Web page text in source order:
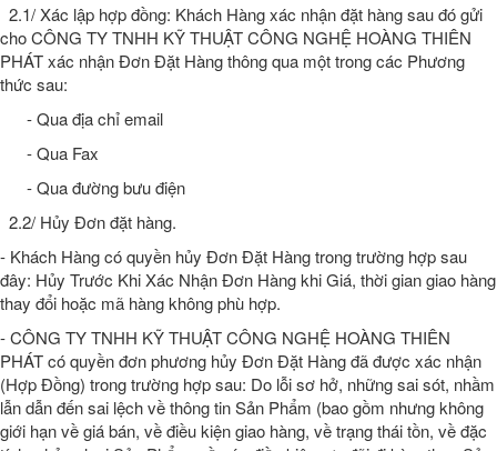
2.1/ Xác lập hợp đồng: Khách Hàng xác nhận đặt hàng sau đó gửi
cho CÔNG TY TNHH KỸ THUẬT CÔNG NGHỆ HOÀNG THIÊN
PHÁT xác nhận Đơn Đặt Hàng thông qua một trong các Phương
thức sau:
- Qua địa chỉ email
- Qua Fax
- Qua đường bưu điện
2.2/ Hủy Đơn đặt hàng.
- Khách Hàng có quyền hủy Đơn Đặt Hàng trong trường hợp sau
đây: Hủy Trước Khi Xác Nhận Đơn Hàng khi Giá, thời gian giao hàng
thay đổi hoặc mã hàng không phù hợp.
- CÔNG TY TNHH KỸ THUẬT CÔNG NGHỆ HOÀNG THIÊN
PHÁT có quyền đơn phương hủy Đơn Đặt Hàng đã được xác nhận
(Hợp Đồng) trong trường hợp sau: Do lỗi sơ hở, những sai sót, nhầm
lẫn dẫn đến sai lệch về thông tin Sản Phẩm (bao gồm nhưng không
giới hạn về giá bán, về điều kiện giao hàng, về trạng thái tồn, về đặc